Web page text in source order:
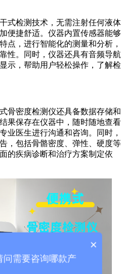
式检测技术，无需注射任何液体
便捷舒适。仪器内置传感器能够
点，进行智能化的测量和分析，
性。同时，仪器还具有音频导航
示，帮助用户轻松操作，了解检
骨密度检测仪还具备数据存储和
果保存在仪器中，随时随地查看
业医生进行沟通和咨询。同时，
，包括骨骼密度、弹性、硬度等
的疾病诊断和治疗方案制定依
×
问需要咨询哪款产